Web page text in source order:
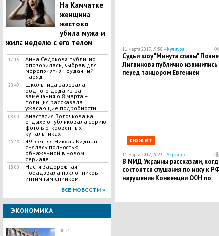
На Камчатке
женщина
жестоко
убила мужа и
жила неделю с его телом
17:15
Анна Седокова публично
опозорилась, выбрав для
мероприятия неудачный
наряд
20:49
Школьница зарезала
родного деда из-за
замечания о 8 марта –
полиция рассказала
ужасающие подробности
08:00
Анастасия Волочкова на
отдыхе опубликовала серию
фото в откровенных
купальниках
20:53
49-летняя Николь Кидман
снялась полностью
обнаженной в новом
сериале
18:00
Настя Задорожная
порадовала поклонников
интимным снимком
ВСЕ НОВОСТИ »
ЭКОНОМИКА
00:21
11 марта 2017, 19:58 —Культура
Судьи шоу "Минута славы"
Литвинова публично извинились
перед танцором Евгением
сюжет
11 марта 2017, 19:23 —Украина
В МИД Украины рассказали,
состоятся слушания по иску к
нарушении Конвенции ООН по